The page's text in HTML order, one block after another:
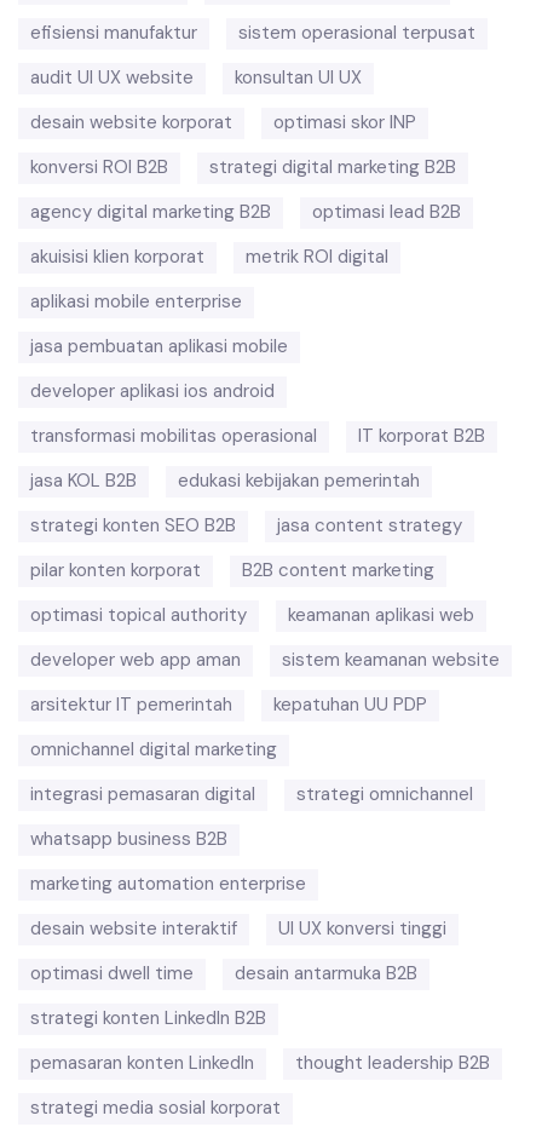
efisiensi manufaktur
sistem operasional terpusat
audit UI UX website
konsultan UI UX
desain website korporat
optimasi skor INP
konversi ROI B2B
strategi digital marketing B2B
agency digital marketing B2B
optimasi lead B2B
akuisisi klien korporat
metrik ROI digital
aplikasi mobile enterprise
jasa pembuatan aplikasi mobile
developer aplikasi ios android
transformasi mobilitas operasional
IT korporat B2B
jasa KOL B2B
edukasi kebijakan pemerintah
strategi konten SEO B2B
jasa content strategy
pilar konten korporat
B2B content marketing
optimasi topical authority
keamanan aplikasi web
developer web app aman
sistem keamanan website
arsitektur IT pemerintah
kepatuhan UU PDP
omnichannel digital marketing
integrasi pemasaran digital
strategi omnichannel
whatsapp business B2B
marketing automation enterprise
desain website interaktif
UI UX konversi tinggi
optimasi dwell time
desain antarmuka B2B
strategi konten LinkedIn B2B
pemasaran konten LinkedIn
thought leadership B2B
strategi media sosial korporat